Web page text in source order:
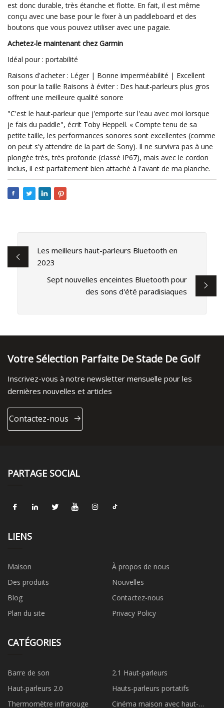
est donc durable, très étanche et flotte. En fait, il est même
conçu avec une base pour le fixer à un paddleboard et des
boutons que vous pouvez utiliser avec une pagaie.
Achetez-le maintenant chez Garmin
Idéal pour : portabilité
Raisons d'acheter : Léger | Bonne imperméabilité | Excellent
son pour la taille Raisons à éviter : Des haut-parleurs plus gros
offrent une meilleure qualité sonore
"C'est le haut-parleur que j'emporte sur l'eau avec moi lorsque
je fais du paddle", écrit Toby Heppell. « Compte tenu de sa
petite taille, les performances sonores sont excellentes (comme
on peut s'y attendre de la part de Sony). Il ne survivra pas à une
plongée très, très profonde (classé IP67), mais avec le cordon
inclus, il est parfaitement bien attaché à l'avant de ma planche.
Les meilleurs haut-parleurs Bluetooth en
2023
Sept nouvelles enceintes Bluetooth pour
des sons d'été paradisiaques
Votre Sélection Parfaite De Stade De Golf
Inscrivez-vous à notre newsletter mensuelle pour les
dernières nouvelles et articles
Contactez-nous
PARTAGE SOCIAL
LIENS
Maison
À propos de nous
Des produits
Nouvelles
Blog
Contactez-nous
Plan du site
Privacy Policy
CATÉGORIES
Barre de son
2.1 Haut-parleurs
Haut-parleurs 2.0
Hauts-parleurs portatifs
Thermomètre infrarouge
Cinéma maison avec haut-